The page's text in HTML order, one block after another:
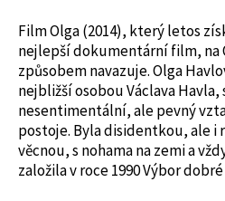
Film Olga (2014), který letos
nejlepší dokumentární film, na
způsobem navazuje. Olga
nejbližší osobou Václava
nesentimentální, ale pevný
postoje. Byla disidentkou, ale i
věcnou, s nohama na zemi a
založila v roce 1990 Výbor